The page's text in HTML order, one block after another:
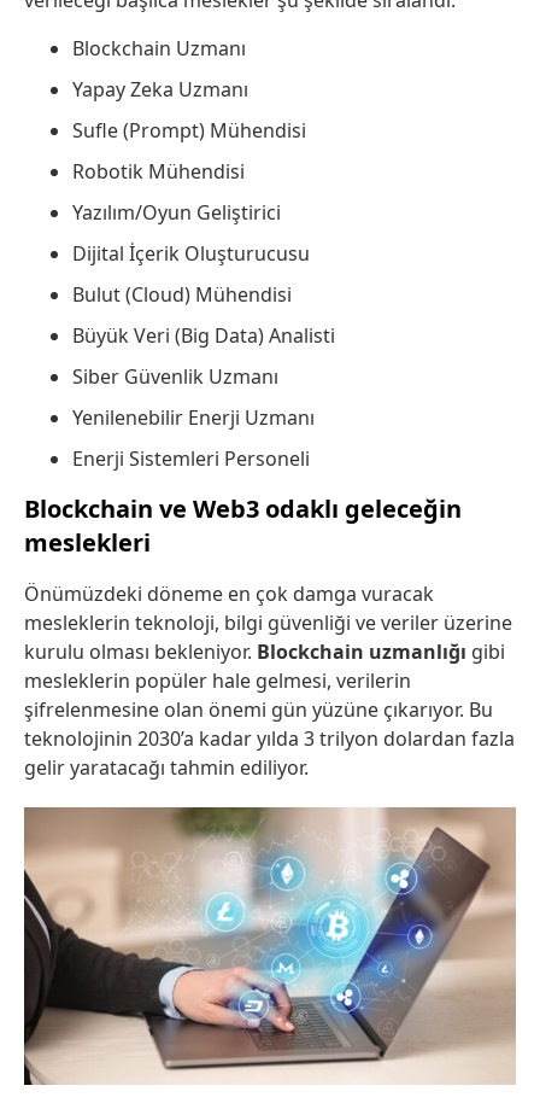
Blockchain Uzmanı
Yapay Zeka Uzmanı
Sufle (Prompt) Mühendisi
Robotik Mühendisi
Yazılım/Oyun Geliştirici
Dijital İçerik Oluşturucusu
Bulut (Cloud) Mühendisi
Büyük Veri (Big Data) Analisti
Siber Güvenlik Uzmanı
Yenilenebilir Enerji Uzmanı
Enerji Sistemleri Personeli
Blockchain ve Web3 odaklı geleceğin
meslekleri
Önümüzdeki döneme en çok damga vuracak
mesleklerin teknoloji, bilgi güvenliği ve veriler üzerine
kurulu olması bekleniyor. Blockchain uzmanlığı gibi
mesleklerin popüler hale gelmesi, verilerin
şifrelenmesine olan önemi gün yüzüne çıkarıyor. Bu
teknolojinin 2030’a kadar yılda 3 trilyon dolardan fazla
gelir yaratacağı tahmin ediliyor.